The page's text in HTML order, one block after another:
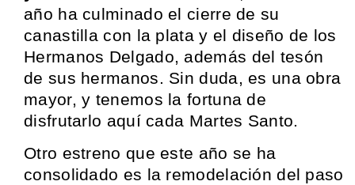
año ha culminado el cierre de su
canastilla con la plata y el diseño de los
Hermanos Delgado, además del tesón
de sus hermanos. Sin duda, es una obra
mayor, y tenemos la fortuna de
disfrutarlo aquí cada Martes Santo.
Otro estreno que este año se ha
consolidado es la remodelación del paso